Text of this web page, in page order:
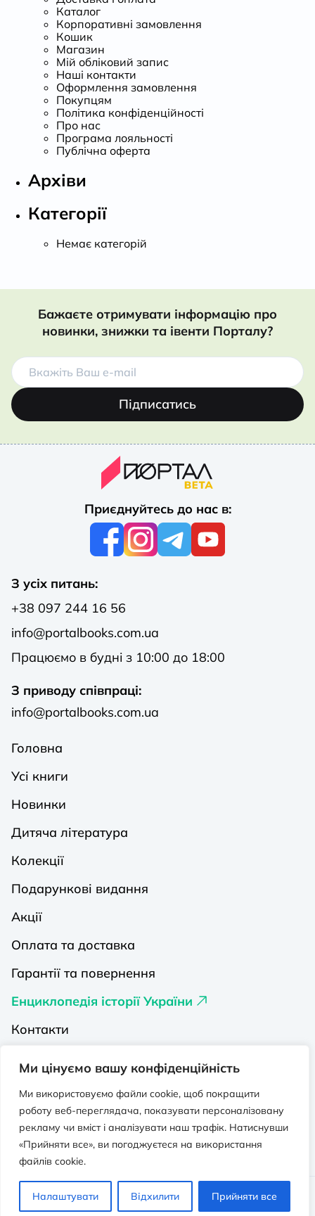
Ми цінуємо вашу конфіденційність
Ми використовуємо файли cookie, щоб покращити
роботу веб-переглядача, показувати персоналізовану
рекламу чи вміст і аналізувати наш трафік. Натиснувши
«Прийняти все», ви погоджуєтеся на використання
файлів cookie.
Налаштувати Відхилити Прийняти все
Каталог
Корпоративні замовлення
Кошик
Магазин
Мій обліковий запис
Наші контакти
Оформлення замовлення
Покупцям
Політика конфіденційності
Про нас
Програма лояльності
Публічна оферта
Архіви
Категорії
Немає категорій
Бажаєте отримувати інформацію про
новинки, знижки та івенти Порталу?
Підписатись
Приєднуйтесь до нас в:
З усіх питань:
+38 097 244 16 56
info@portalbooks.com.ua
Працюємо в будні з 10:00 до 18:00
З приводу співпраці:
info@portalbooks.com.ua
Головна
Усі книги
Новинки
Дитяча література
Колекції
Подарункові видання
Акції
Оплата та доставка
Гарантії та повернення
Енциклопедія історії України
Контакти
Видавництва на Порталі
Політика конфіденційності
Публічна оферта
Видавничо-освітній проєкт “Портал”.
Всі права захищено. © 2026 - 2026